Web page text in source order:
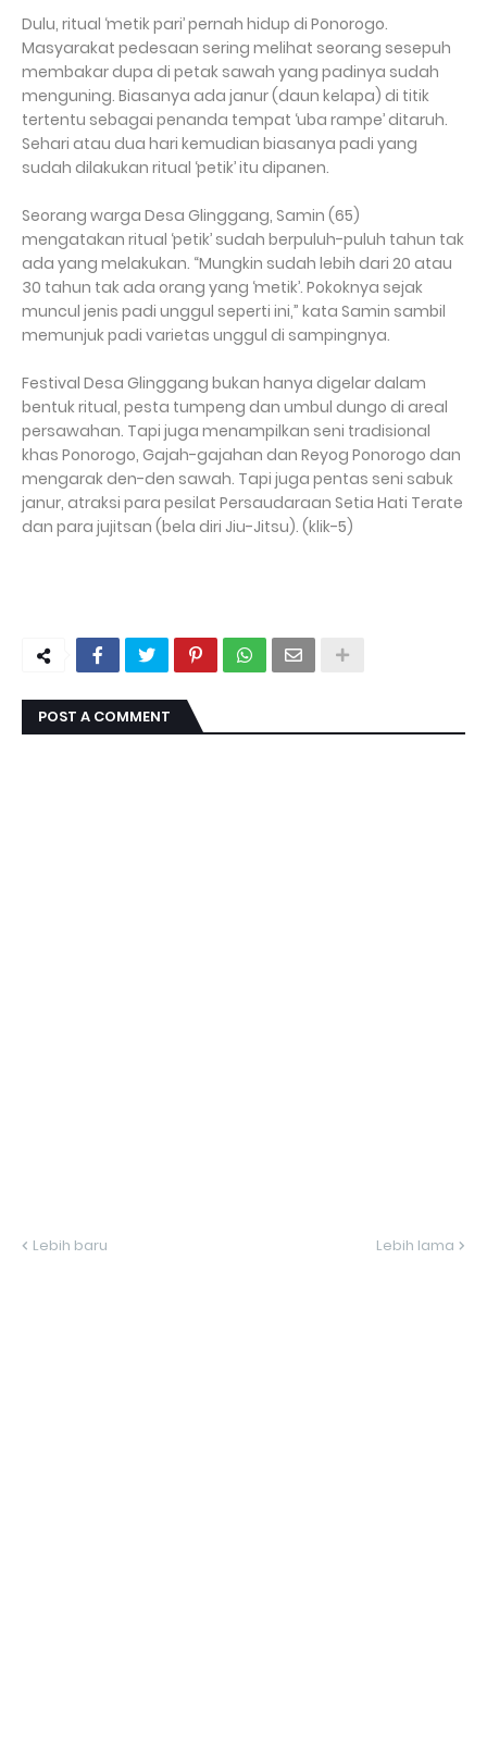
Dulu, ritual ‘metik pari’ pernah hidup di Ponorogo.
Masyarakat pedesaan sering melihat seorang sesepuh
membakar dupa di petak sawah yang padinya sudah
menguning. Biasanya ada janur (daun kelapa) di titik
tertentu sebagai penanda tempat ‘uba rampe’ ditaruh.
Sehari atau dua hari kemudian biasanya padi yang
sudah dilakukan ritual ‘petik’ itu dipanen.
Seorang warga Desa Glinggang, Samin (65)
mengatakan ritual ‘petik’ sudah berpuluh-puluh tahun tak
ada yang melakukan. “Mungkin sudah lebih dari 20 atau
30 tahun tak ada orang yang ‘metik’. Pokoknya sejak
muncul jenis padi unggul seperti ini,” kata Samin sambil
memunjuk padi varietas unggul di sampingnya.
Festival Desa Glinggang bukan hanya digelar dalam
bentuk ritual, pesta tumpeng dan umbul dungo di areal
persawahan. Tapi juga menampilkan seni tradisional
khas Ponorogo, Gajah-gajahan dan Reyog Ponorogo dan
mengarak den-den sawah. Tapi juga pentas seni sabuk
janur, atraksi para pesilat Persaudaraan Setia Hati Terate
dan para jujitsan (bela diri Jiu-Jitsu). (klik-5)
POST A COMMENT
Lebih baru Lebih lama